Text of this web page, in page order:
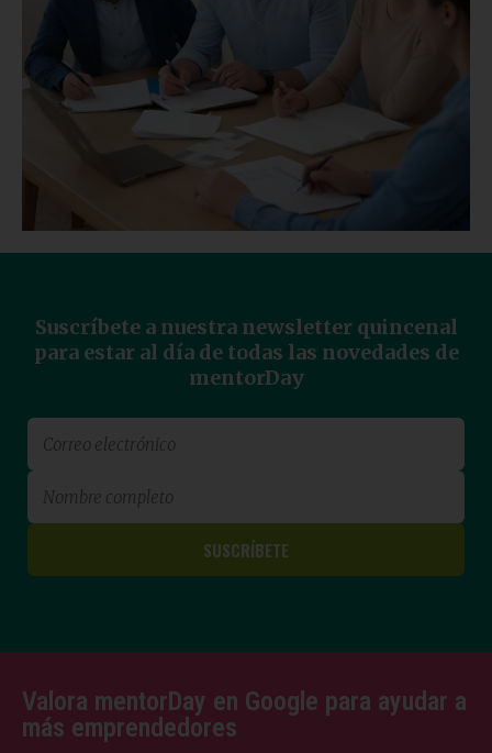
Suscríbete a nuestra newsletter quincenal
para estar al día de todas las novedades de
mentorDay
Valora mentorDay en Google para ayudar a
más emprendedores